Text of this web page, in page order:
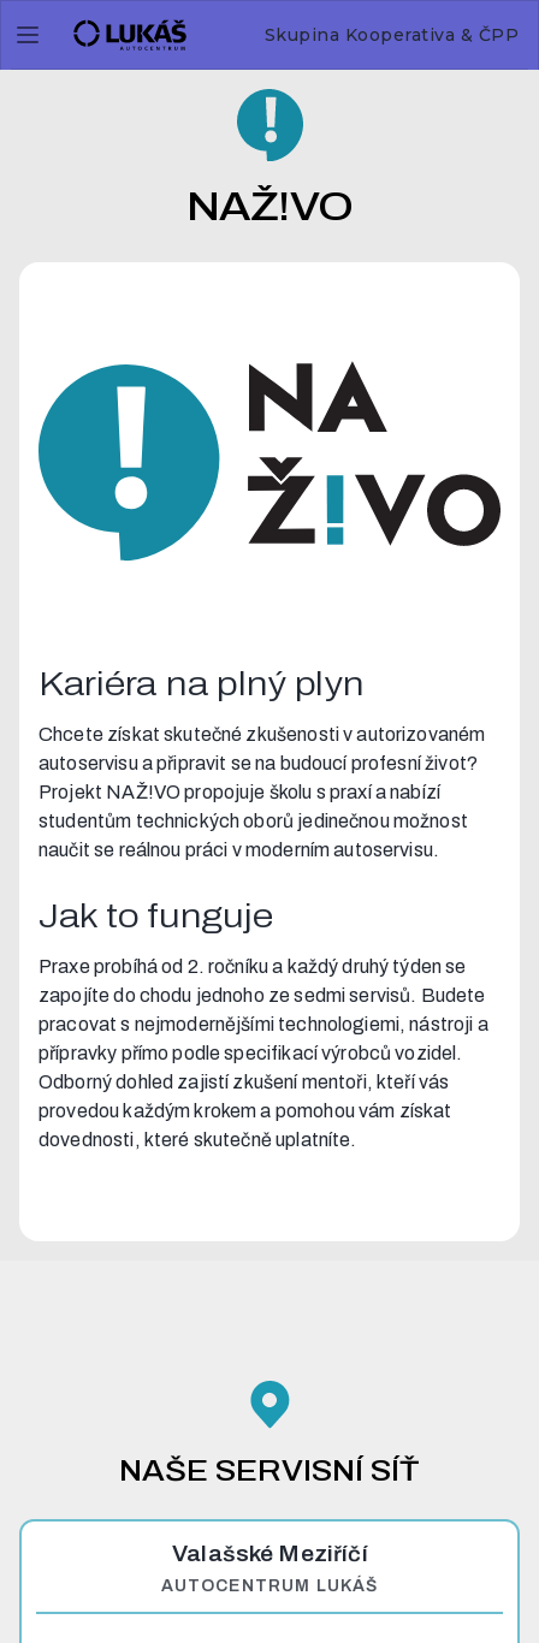
Skupina Kooperativa & ČPP
NAŽ!VO
Kariéra na plný plyn
Chcete získat skutečné zkušenosti v autorizovaném
autoservisu a připravit se na budoucí profesní život?
Projekt NAŽ!VO propojuje školu s praxí a nabízí
studentům technických oborů jedinečnou možnost
naučit se reálnou práci v moderním autoservisu.
Jak to funguje
Praxe probíhá od 2. ročníku a každý druhý týden se
zapojíte do chodu jednoho ze sedmi servisů. Budete
pracovat s nejmodernějšími technologiemi, nástroji a
přípravky přímo podle specifikací výrobců vozidel.
Odborný dohled zajistí zkušení mentoři, kteří vás
provedou každým krokem a pomohou vám získat
dovednosti, které skutečně uplatníte.
NAŠE SERVISNÍ SÍŤ
Valašské Meziříčí
AUTOCENTRUM LUKÁŠ